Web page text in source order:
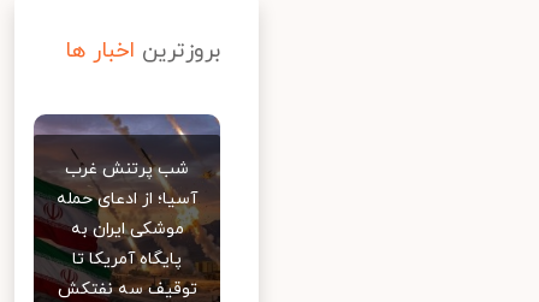
بروزترین اخبار ها
شب پرتنش غرب
آسیا؛ از ادعای حمله
موشکی ایران به
پایگاه آمریکا تا
توقیف سه نفتکش